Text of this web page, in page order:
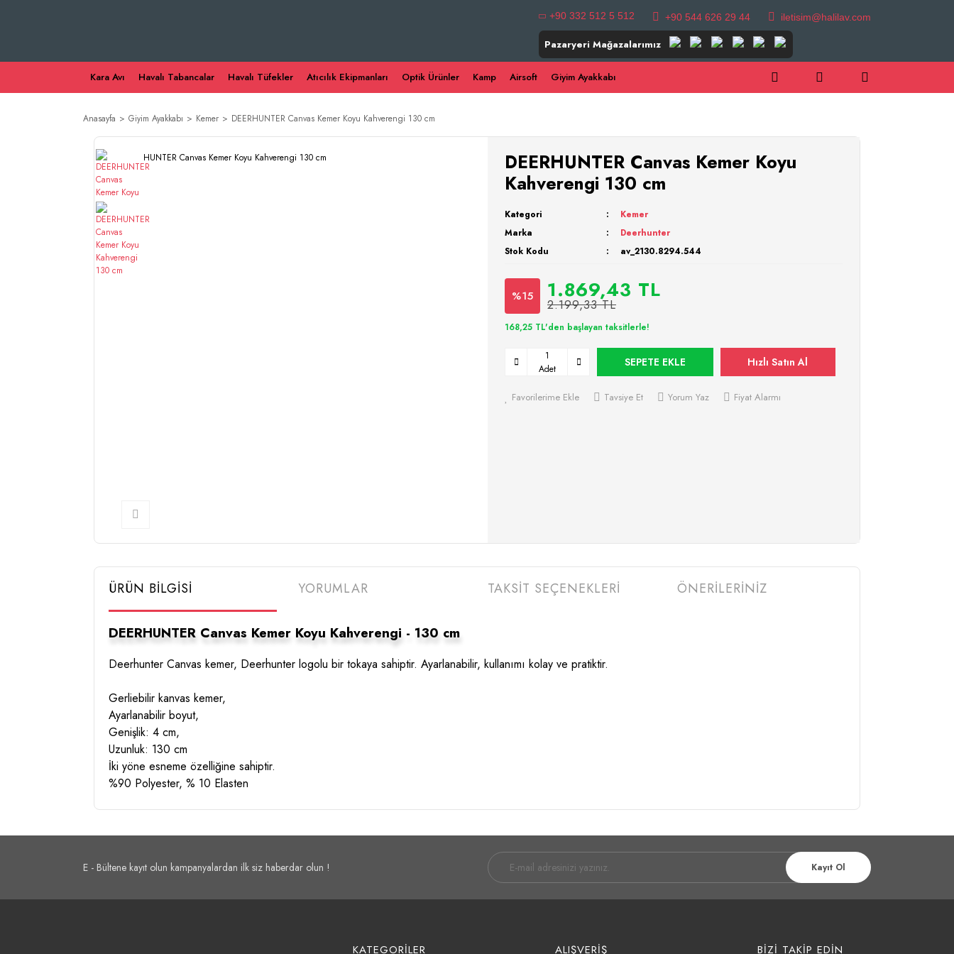
+90 332 512 5 512 +90 544 626 29 44 iletisim@halilav.com
Pazaryeri Mağazalarımız
Kara Avı Havalı Tabancalar Havalı Tüfekler Atıcılık Ekipmanları Optik Ürünler Kamp Airsoft Giyim Ayakkabı
Anasayfa Giyim Ayakkabı Kemer DEERHUNTER Canvas Kemer Koyu Kahverengi 130 cm
DEERHUNTER Canvas Kemer Koyu
Kahverengi 130 cm
Kategori
Kemer
Marka
Deerhunter
Stok Kodu
av_2130.8294.544
%15 1.869,43 TL
2.199,33 TL
168,25 TL'den başlayan taksitlerle!
Adet
SEPETE EKLE Hızlı Satın Al
Favorilerime Ekle Tavsiye Et Yorum Yaz Fiyat Alarmı
ÜRÜN BİLGİSİ
DEERHUNTER Canvas Kemer Koyu Kahverengi - 130 cm
Deerhunter Canvas kemer, Deerhunter logolu bir tokaya sahiptir. Ayarlanabilir, kullanımı kolay ve pratiktir.
Gerliebilir kanvas kemer,
Ayarlanabilir boyut,
Genişlik: 4 cm,
Uzunluk: 130 cm
İki yöne esneme özelliğine sahiptir.
%90 Polyester, % 10 Elasten
YORUMLAR TAKSİT SEÇENEKLERİ ÖNERİLERİNİZ
E - Bültene kayıt olun kampanyalardan ilk siz haberdar olun ! Kayıt Ol
KATEGORİLER ALIŞVERİŞ BİZİ TAKİP EDİN